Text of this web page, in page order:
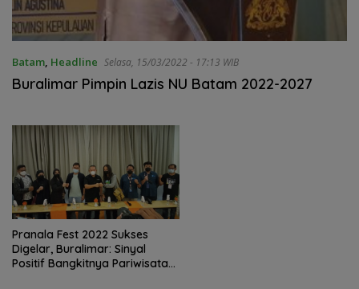
Batam Headline Selasa, 15/03/2022 - 17:13 WIB
Buralimar Pimpin Lazis NU Batam 2022-2027
Pranala Fest 2022 Sukses
Digelar, Buralimar: Sinyal
Positif Bangkitnya Pariwisata